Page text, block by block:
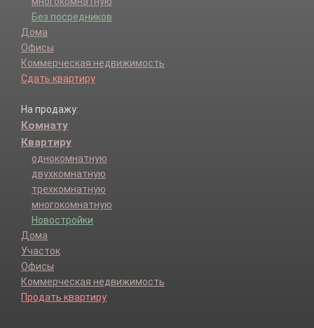
Без посредников
Дома
Офисы
Коммерческая недвижимость
Сдать квартиру
На продажу:
Комнату
Квартиру
однокомнатную
двухкомнатную
трехкомнатную
многокомнатную
Новостройки
Дома
Участок
Офисы
Коммерческая недвижимость
Продать квартиру